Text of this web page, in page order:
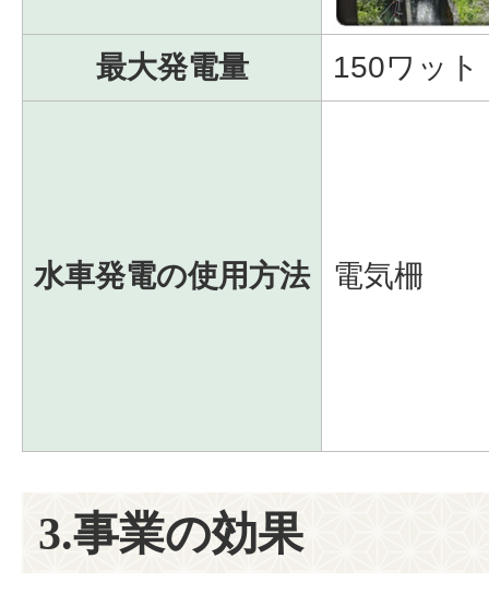
最大発電量 150ワット
水車発電の使用方法 電気柵
3.事業の効果